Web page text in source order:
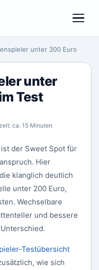
unter 300 Euro
unter
Test
ca. 15 Minuten
der Sweet Spot für
Hier
klanglich deutlich
unter 200 Euro,
Wechselbare
und bessere
Testübersicht
wie sich